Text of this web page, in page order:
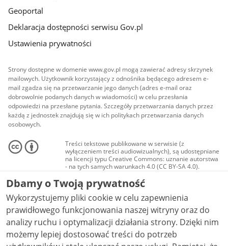
Geoportal
Deklaracja dostępności serwisu Gov.pl
Ustawienia prywatności
Strony dostępne w domenie www.gov.pl mogą zawierać adresy skrzynek
mailowych. Użytkownik korzystający z odnośnika będącego adresem e-
mail zgadza się na przetwarzanie jego danych (adres e-mail oraz
dobrowolnie podanych danych w wiadomości) w celu przesłania
odpowiedzi na przesłane pytania. Szczegóły przetwarzania danych przez
każdą z jednostek znajdują się w ich politykach przetwarzania danych
osobowych.
Treści tekstowe publikowane w serwisie (z
wyłączeniem treści audiowizualnych), są udostępniane
na licencji typu Creative Commons: uznanie autorstwa
- na tych samych warunkach 4.0 (CC BY-SA 4.0).
Materiały audiowizualne, w tym zdjęcia, materiały
audio i wideo, są udostępniane na licencji typu
Creative Commons: uznanie autorstwa użycie
niekomercyjne - bez utworów zależnych 4.0 (CC BY-
NC-ND 4.0), o ile nie jest to stwierdzone inaczej.
Dbamy o Twoją prywatność
Wykorzystujemy pliki cookie w celu zapewnienia
prawidłowego funkcjonowania naszej witryny oraz do
analizy ruchu i optymalizacji działania strony. Dzięki nim
możemy lepiej dostosować treści do potrzeb